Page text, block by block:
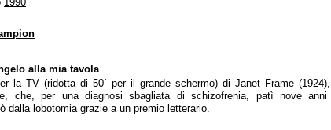
alla mia tavola
la TV (ridotta di 50´ per il grande schermo) di Janet Frame
che, per una diagnosi sbagliata di schizofrenia, patì nove
dalla lobotomia grazie a un premio letterario.